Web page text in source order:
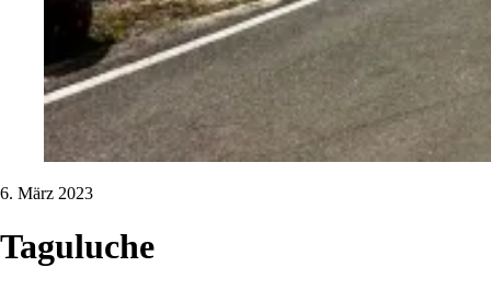
6. März 2023
Taguluche